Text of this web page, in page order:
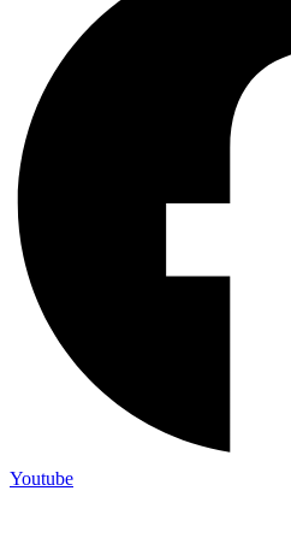
Youtube